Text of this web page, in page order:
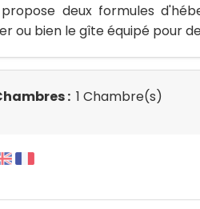
propose deux formules
ou bien le gîte équipé pour
: 1 Chambre(s)